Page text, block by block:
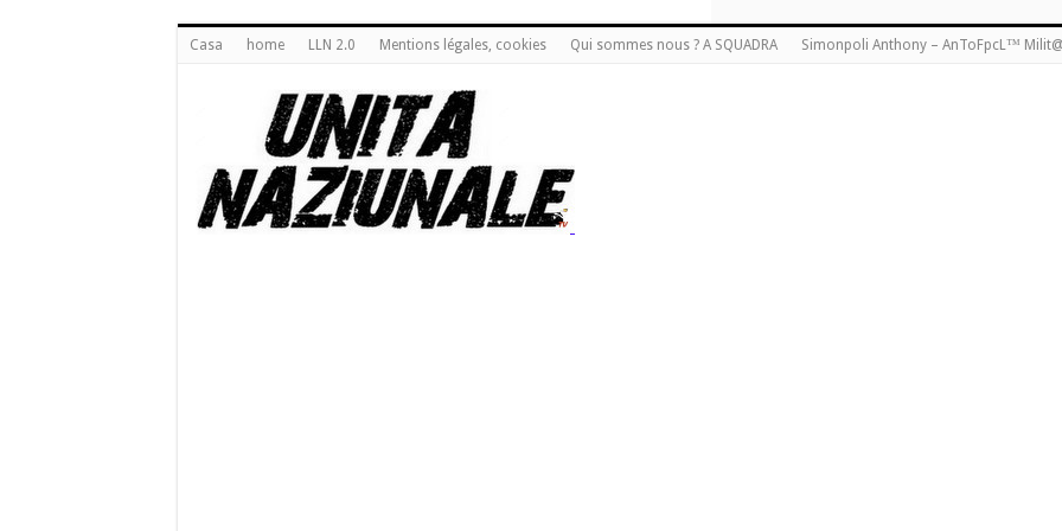
Casa home LLN 2.0 Mentions légales, cookies Qui sommes nous ? A SQUADRA Simonpoli Anthony – AnToFpcL™